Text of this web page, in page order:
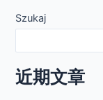
palnika
krzemu
Szukaj
近期文章